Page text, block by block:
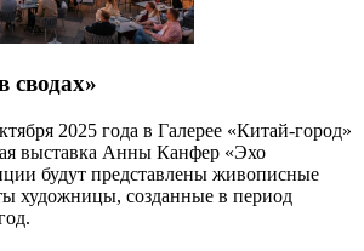
сводах»
2025 года в Галерее «Китай-город»
выставка Анны Канфер «Эхо
будут представлены живописные
художницы, созданные в период